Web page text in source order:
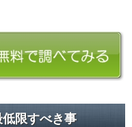
限すべき事